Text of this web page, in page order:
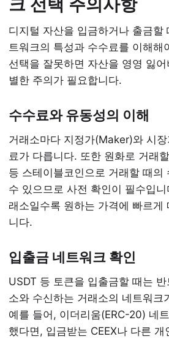
크 선택 주의사항
디지털 자산을 입금하거나 출금할
트워크의 특성과 수수료를 이해해
선택을 잘못하면 자산을 영영 잃
별한 주의가 필요합니다.
수수료와 유동성의 이해
거래소마다 지정가(Maker)와 시
료가 다릅니다. 또한 원화로 거래
등 스테이블코인으로 거래할 때의
수 있으므로 사전 확인이 필수입
래소일수록 원하는 가격에 빠르게
니다.
입출금 네트워크 확인
USDT 등 토큰을 입출금할 때는
소와 수신하는 거래소의 네트워크
예를 들어, 이더리움(ERC-20) 네
했다면, 입금받는 CEEX나 다른 개